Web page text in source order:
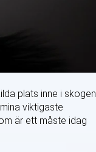
plats inne i skogen
viktigaste
är ett måste idag